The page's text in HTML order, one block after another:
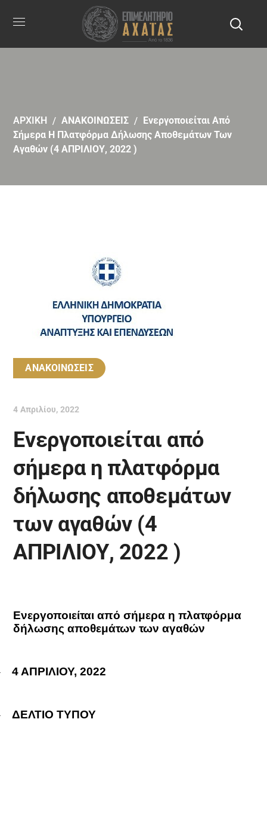
ΑΡΧΙΚΗ ΑΝΑΚΟΙΝΩΣΕΙΣ
Ενεργοποιείται Από
Σήμερα Η Πλατφόρμα Δήλωσης Αποθεμάτων Των
Αγαθών (4 ΑΠΡΙΛΙΟΥ, 2022 )
ΑΝΑΚΟΙΝΩΣΕΙΣ
4 Απριλίου, 2022
Ενεργοποιείται από
σήμερα η πλατφόρμα
δήλωσης αποθεμάτων
των αγαθών (4
ΑΠΡΙΛΙΟΥ, 2022 )
Ενεργοποιείται από σήμερα η πλατφόρμα
δήλωσης αποθεμάτων των αγαθών
4 ΑΠΡΙΛΙΟΥ, 2022
ΔΕΛΤΙO ΤΥΠΟΥ